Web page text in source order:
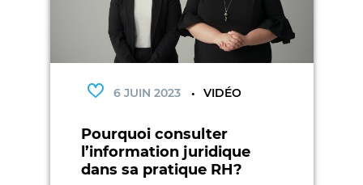
6 JUIN 2023 VIDÉO
Pourquoi consulter
l’information juridique
dans sa pratique RH?